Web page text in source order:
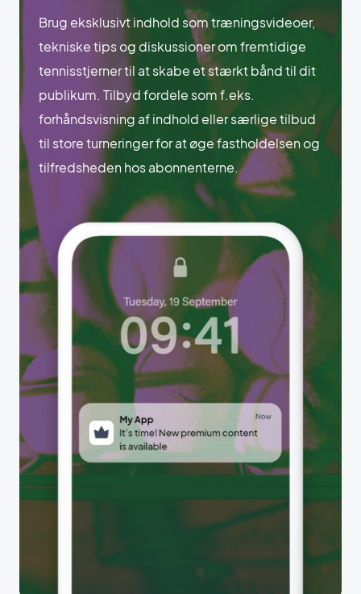
Brug eksklusivt indhold som træningsvideoer,
tekniske tips og diskussioner om fremtidige
tennisstjerner til at skabe et stærkt bånd til dit
publikum. Tilbyd fordele som f.eks.
forhåndsvisning af indhold eller særlige tilbud
til store turneringer for at øge fastholdelsen og
tilfredsheden hos abonnenterne.